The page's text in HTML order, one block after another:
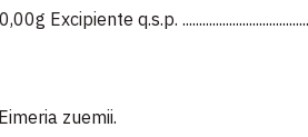
q.s.p.
zuemii.